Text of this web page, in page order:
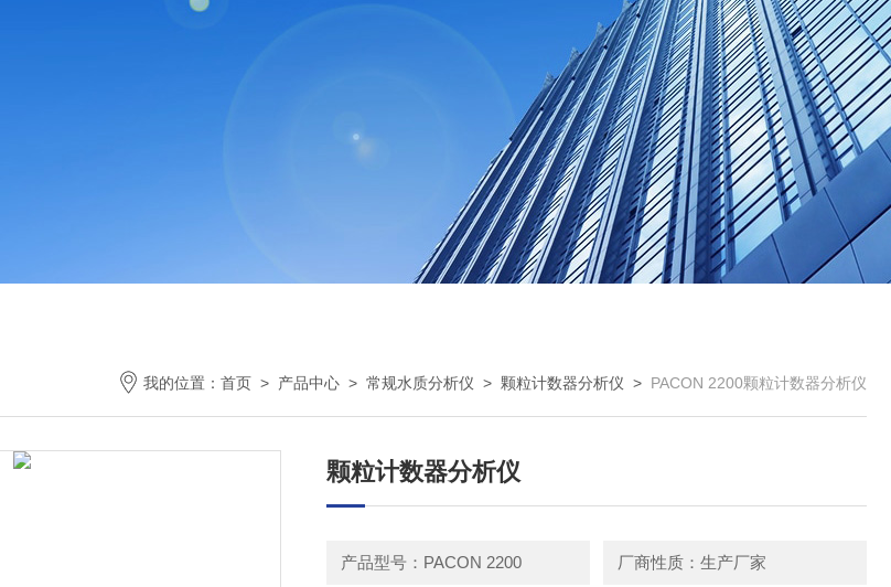
我的位置： 首页 > 产品中心 > 常规水质分析仪 > 颗粒计数器分析仪 > PACON 2200颗粒计数器分析仪
颗粒计数器分析仪
产品型号：PACON 2200 厂商性质：生产厂家